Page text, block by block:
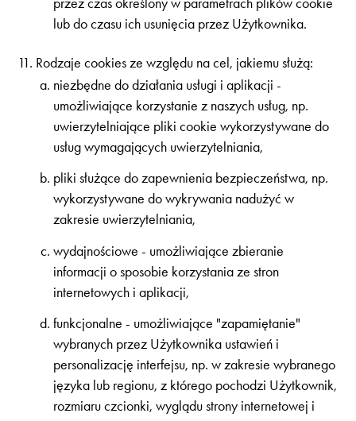
lub do czasu ich usunięcia przez Użytkownika.
Rodzaje cookies ze względu na cel, jakiemu służą:
niezbędne do działania usługi i aplikacji -
umożliwiające korzystanie z naszych usług, np.
uwierzytelniające pliki cookie wykorzystywane do
usług wymagających uwierzytelniania,
pliki służące do zapewnienia bezpieczeństwa, np.
wykorzystywane do wykrywania nadużyć w
zakresie uwierzytelniania,
wydajnościowe - umożliwiające zbieranie
informacji o sposobie korzystania ze stron
internetowych i aplikacji,
funkcjonalne - umożliwiające "zapamiętanie"
wybranych przez Użytkownika ustawień i
personalizację interfejsu, np. w zakresie wybranego
języka lub regionu, z którego pochodzi Użytkownik,
rozmiaru czcionki, wyglądu strony internetowej i